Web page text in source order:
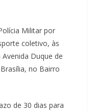
Militar por
coletivo, às
Duque de
no Bairro
de 30 dias para